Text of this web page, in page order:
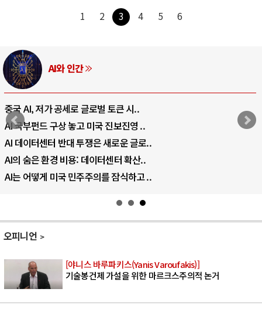
1 2 3 4 5 6
AI와 인간
중국 AI, 저가 공세로 글로벌 토큰 시..
AI 국부펀드 구상 놓고 미국 진보진영 ..
AI 데이터센터 반대 투쟁은 새로운 글로..
AI의 숨은 환경 비용: 데이터센터 확산..
AI는 어떻게 미국 민주주의를 잠식하고 ..
오피니언
[야니스 바루파키스(Yanis Varoufakis)]
기술봉건제 가설을 위한 마르크스주의적 논거